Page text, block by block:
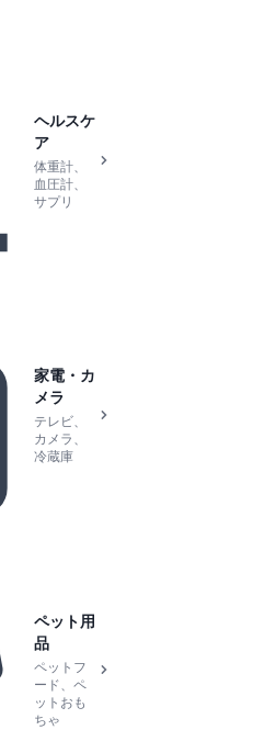
ヘルスケ
ア
体重計、
血圧計、
サプリ
家電・カ
メラ
テレビ、
カメラ、
冷蔵庫
ペット用
品
ペットフ
ード、ペ
ットおも
ちゃ